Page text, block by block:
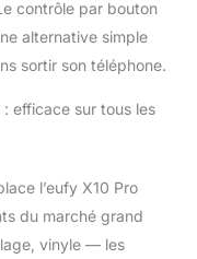
La brosse
les
des
Nettoyez
vos
sans
contrôle par bouton
alternative simple
sortir son téléphone.
efficace sur tous les
l’eufy X10 Pro
du marché grand
vinyle — les